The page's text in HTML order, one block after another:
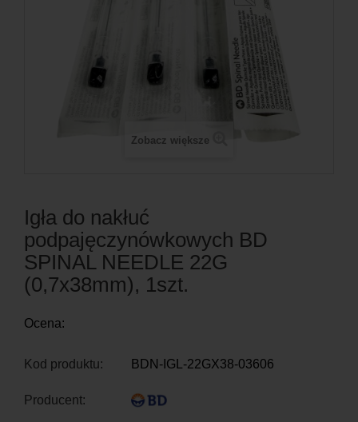
Zobacz większe
Igła do nakłuć
podpajęczynówkowych BD
SPINAL NEEDLE 22G
(0,7x38mm), 1szt.
Ocena:
Kod produktu: BDN-IGL-22GX38-03606
Producent: